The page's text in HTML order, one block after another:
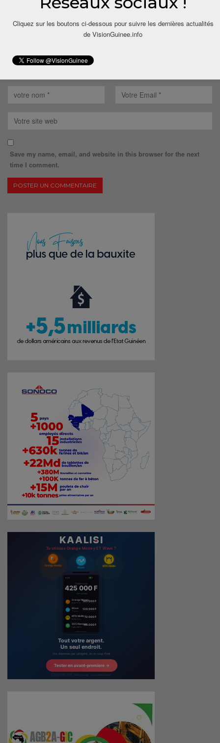
Save my name, email, and website in this browser for the next
time I comment.
Cliquez sur les boutons ci-dessous pour suivre les dernières actualités
de VisionGuinee.info